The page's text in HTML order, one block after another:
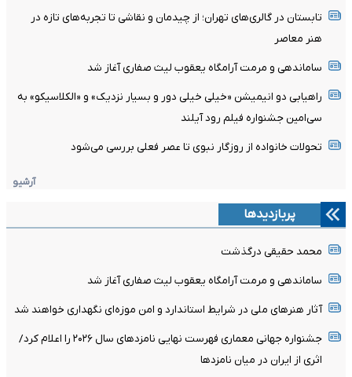
تابستان در گالری‌های تهران؛ از چیدمان و نقاشی تا تجربه‌های تازه در
هنر معاصر
ساماندهی و مرمت آرامگاه یعقوب لیث صفاری آغاز شد
راهیابی دو انیمیشن «خیلی خیلی دور و بسیار نزدیک» و «الکلاسیکو» به
سی‌امین جشنواره فیلم رود آیلند
تحولات خانواده از روزگار نبوی تا عصر فعلی بررسی می‌شود
آرشیو
پربازدیدها
محمد حقیقی درگذشت
ساماندهی و مرمت آرامگاه یعقوب لیث صفاری آغاز شد
آثار هنرهای ملی در شرایط استاندارد و امن موزه‌ای نگهداری خواهند شد
جشنواره جهانی معماری فهرست نهایی نامزدهای سال ۲۰۲۶ را اعلام کرد/
اثری از ایران در میان نامزدها